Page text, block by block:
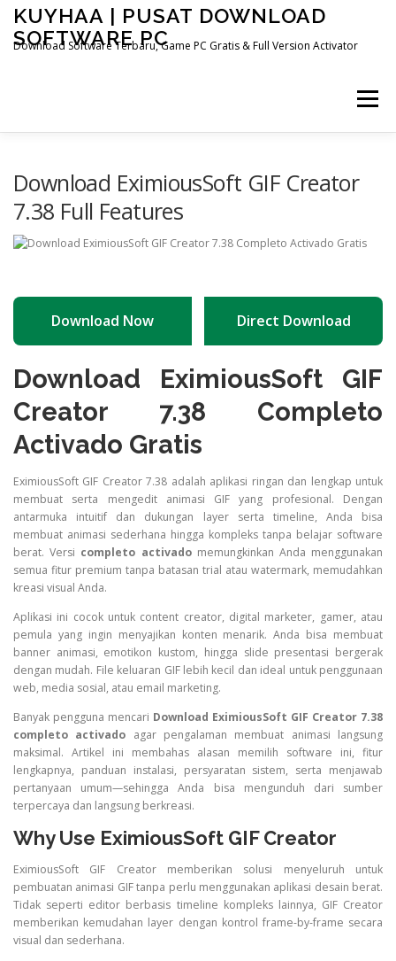
Skip
content
KUYHAA | PUSAT DOWNLOAD
SOFTWARE PC
Download Software Terbaru, Game PC Gratis & Full Version Activator
Menu
Download EximiousSoft GIF Creator
7.38 Full Features
Download Now Direct Download
Download EximiousSoft GIF
Creator 7.38 Completo
Activado Gratis
EximiousSoft GIF Creator 7.38 adalah aplikasi ringan dan lengkap untuk
membuat serta mengedit animasi GIF yang profesional. Dengan
antarmuka intuitif dan dukungan layer serta timeline, Anda bisa
membuat animasi sederhana hingga kompleks tanpa belajar software
berat. Versi completo activadomemungkinkan Anda menggunakan
semua fitur premium tanpa batasan trial atau watermark, memudahkan
kreasi visual Anda.
Aplikasi ini cocok untuk content creator, digital marketer, gamer, atau
pemula yang ingin menyajikan konten menarik. Anda bisa membuat
banner animasi, emotikon kustom, hingga slide presentasi bergerak
dengan mudah. File keluaran GIF lebih kecil dan ideal untuk penggunaan
web, media sosial, atau email marketing.
Banyak pengguna mencari Download EximiousSoft GIF Creator 7.38
completo activado agar pengalaman membuat animasi langsung
maksimal. Artikel ini membahas alasan memilih software ini, fitur
lengkapnya, panduan instalasi, persyaratan sistem, serta menjawab
pertanyaan umum—sehingga Anda bisa mengunduh dari sumber
terpercaya dan langsung berkreasi.
Why Use EximiousSoft GIF Creator
EximiousSoft GIF Creator memberikan solusi menyeluruh untuk
pembuatan animasi GIF tanpa perlu menggunakan aplikasi desain berat.
Tidak seperti editor berbasis timeline kompleks lainnya, GIF Creator
memberikan kemudahan layer dengan kontrol frame-by-frame secara
visual dan sederhana.